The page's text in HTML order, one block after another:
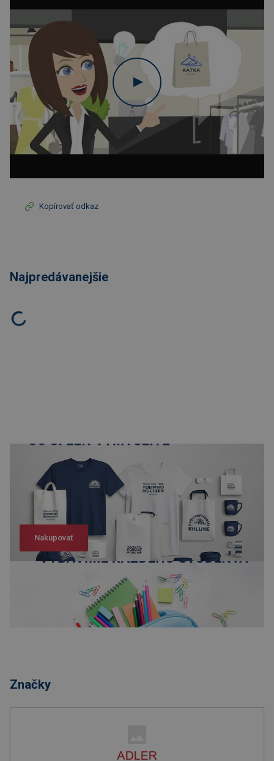
Kopírovať odkaz
Najpredávanejšie
Nakupovať
Značky